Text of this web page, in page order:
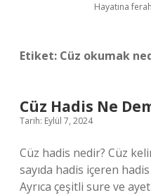
Hayatına
Etiket: Cüz okumak
Cüz Hadis Ne
Tarih: Eylül 7, 2024
Cüz hadis nedir? Cüz
sayıda hadis içeren
Ayrıca çeşitli sure ve